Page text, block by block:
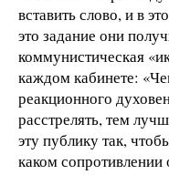
вставить слово, и в
это задание они
коммунистическая
каждом кабинете:
реакционного
расстрелять, тем
эту публику так,
каком